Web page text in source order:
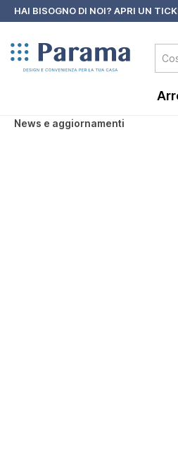
Passa alla
HAI BISOGNO DI NOI? APRI UN
News e aggiornamenti